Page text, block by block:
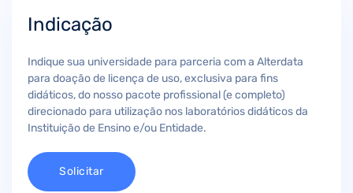
Indicação
Indique sua universidade para parceria com a Alterdata
para doação de licença de uso, exclusiva para fins
didáticos, do nosso pacote profissional (e completo)
direcionado para utilização nos laboratórios didáticos da
Instituição de Ensino e/ou Entidade.
Solicitar